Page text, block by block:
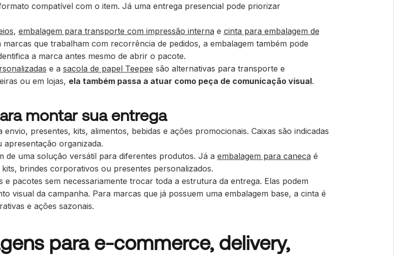
compatível com o item. Já uma entrega presencial pode priorizar
, embalagem para transporte com impressão interna e cinta para embalagem de
que trabalham com recorrência de pedidos, a embalagem também pode
a marca antes mesmo de abrir o pacote.
e a sacola de papel Teepee são alternativas para transporte e
ou em lojas, ela também passa a atuar como peça de comunicação visual.
montar sua entrega
envio, presentes, kits, alimentos, bebidas e ações promocionais. Caixas são indicadas
organizada.
de uma solução versátil para diferentes produtos. Já a embalagem para caneca é
brindes corporativos ou presentes personalizados.
pacotes sem necessariamente trocar toda a estrutura da entrega. Elas podem
visual da campanha. Para marcas que já possuem uma embalagem base, a cinta é
e ações sazonais.
para e-commerce, delivery,